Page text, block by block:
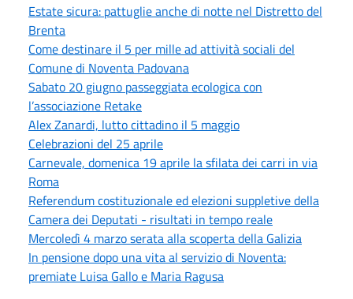
Estate sicura: pattuglie anche di notte nel Distretto del
Brenta
Come destinare il 5 per mille ad attività sociali del
Comune di Noventa Padovana
Sabato 20 giugno passeggiata ecologica con
l’associazione Retake
Alex Zanardi, lutto cittadino il 5 maggio
Celebrazioni del 25 aprile
Carnevale, domenica 19 aprile la sfilata dei carri in via
Roma
Referendum costituzionale ed elezioni suppletive della
Camera dei Deputati - risultati in tempo reale
Mercoledì 4 marzo serata alla scoperta della Galizia
In pensione dopo una vita al servizio di Noventa:
premiate Luisa Gallo e Maria Ragusa